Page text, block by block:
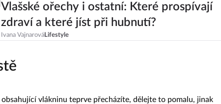
Vlašské ořechy i ostatní: Které prospívají
zdraví a které jíst při hubnutí?
Ivana VajnarováLifestyle
vlákninu teprve přecházíte, dělejte to pomalu, jinak